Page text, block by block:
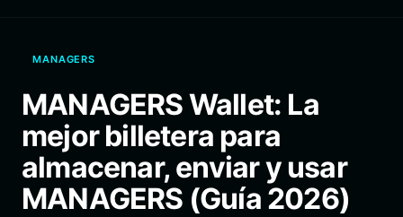
繁體中文
Bahasa Indonesia
ภาษาไทย
Español
Português (Brasil)
MANAGERS
MANAGERS Wallet: La
mejor billetera para
almacenar, enviar y usar
MANAGERS (Guía 2026)